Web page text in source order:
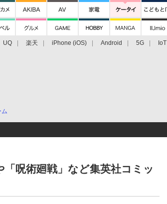
UQ 楽天 iPhone (iOS) Android 5G IoT
ム
呪術廻戦」など集英社コミッ